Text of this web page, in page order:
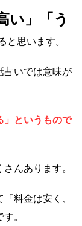
い」「う
と思います。
占いでは意味が
」というもので
んあります。
料金は安く、
。